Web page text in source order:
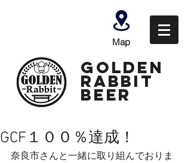
Map
GOLDEN
Rabbit
Beer
GCF１００％達成！
奈良市さんと一緒に取り組んでおりま